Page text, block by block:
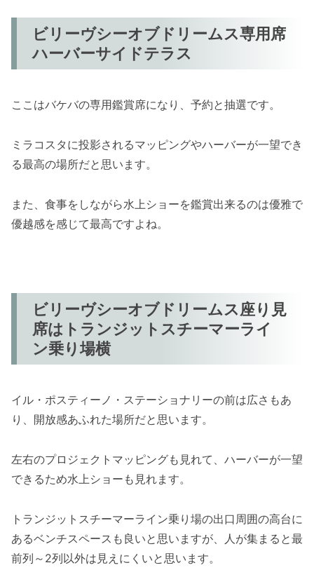
ビリーヴシーオブドリームス専用席
ハーバーサイドテラス
ここはバケバの専用鑑賞席になり、予約と抽選です。
ミラコスタに投影されるマッピングやハーバーが一望でき
る最高の場所だと思います。
また、食事をしながら水上ショーを鑑賞出来るのは優雅で
優越感を感じて最高ですよね。
ビリーヴシーオブドリームス座り見
席はトランジットスチーマーライ
ン乗り場横
イル・ポスティーノ・ステーショナリーの前は広さもあ
り、開放感あふれた場所だと思います。
左右のプロジェクトマッピングも見れて、ハーバーが一望
できるため水上ショーも見れます。
トランジットスチーマーライン乗り場の出口周囲の高台に
あるベンチスペースも良いと思いますが、人が集まると最
前列～2列以外は見えにくいと思います。